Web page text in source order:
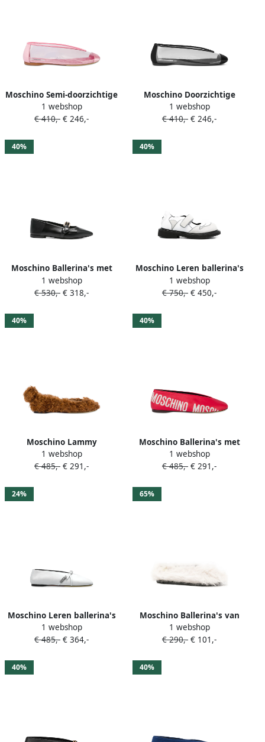
Moschino Semi-doorzichtige
ballerina's Wit
1 webshop
€ 410,- € 246,-
Moschino Doorzichtige
ballerina's Zwart
1 webshop
€ 410,- € 246,-
40%
Moschino Ballerina's met
gespbandje Zwart
1 webshop
€ 530,- € 318,-
40%
Moschino Leren ballerina's
met bandje en vlakken Wit
1 webshop
€ 750,- € 450,-
40%
Moschino Lammy
ballerina's Bruin
1 webshop
€ 485,- € 291,-
40%
Moschino Ballerina's met
logoprint Rood
1 webshop
€ 485,- € 291,-
24%
Moschino Leren ballerina's
met logoplakkaat Wit
1 webshop
€ 485,- € 364,-
65%
Moschino Ballerina's van
imitatiebont Wit
1 webshop
€ 290,- € 101,-
40% 40%